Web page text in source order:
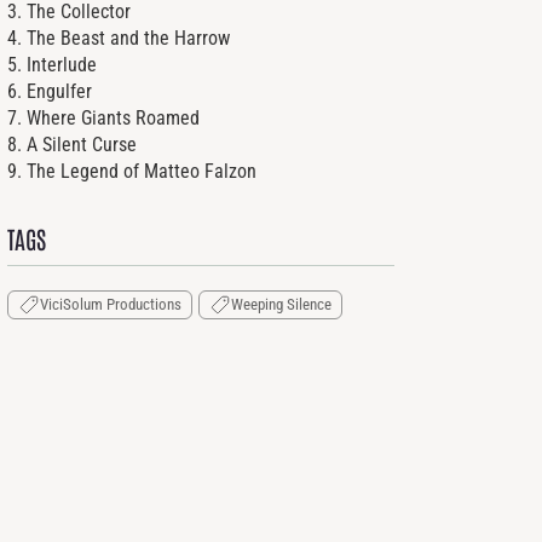
3. The Collector
4. The Beast and the Harrow
5. Interlude
6. Engulfer
7. Where Giants Roamed
8. A Silent Curse
9. The Legend of Matteo Falzon
TAGS
ViciSolum Productions Weeping Silence